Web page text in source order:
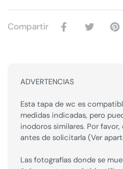
Compartir
ADVERTENCIAS
Esta tapa de wc es
medidas indicadas, pero
inodoros similares. Por
antes de solicitarla (Ver
Las fotografías donde se